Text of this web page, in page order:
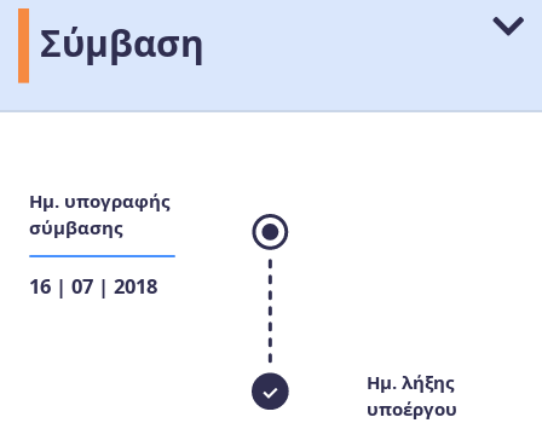
Σύμβαση
Ημ. υπογραφής
σύμβασης
16 | 07 | 2018
Ημ. λήξης
υποέργου